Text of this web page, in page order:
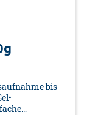
bis